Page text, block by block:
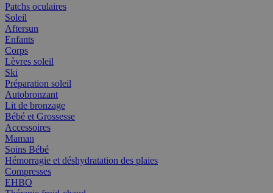
Patchs oculaires
Soleil
Aftersun
Enfants
Corps
Lèvres soleil
Ski
Préparation soleil
Autobronzant
Lit de bronzage
Bébé et Grossesse
Accessoires
Maman
Soins Bébé
Hémorragie et déshydratation des plaies
Compresses
EHBO